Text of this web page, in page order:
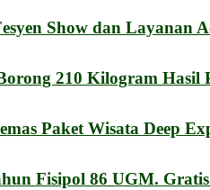
Show dan Layanan
210 Kilogram Hasil
Paket Wisata Deep
Fisipol 86 UGM.